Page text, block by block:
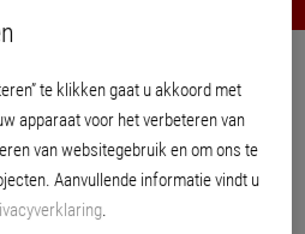
slang 7,5 m
materiaalslang NW3 en luchtslang NW6.
1/4" binnendraad, 7,5 m lang.
te klikken gaat u akkoord met
apparaat voor het verbeteren van
van websitegebruik en om ons te
Aanvullende informatie vindt u
.